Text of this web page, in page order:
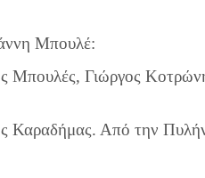
εν μέσω κρίσης, η ανάλυση του
της Ορεινής Ναυπακτίας, η
Μπουλέ:
Μπουλές, Γιώργος
Καραδήμας. Από την